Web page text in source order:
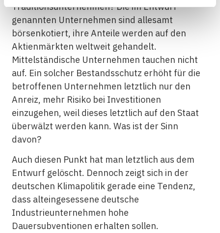
Traditionsunternehmen? Die im Entwurf
genannten Unternehmen sind allesamt
börsenkotiert, ihre Anteile werden auf den
Aktienmärkten weltweit gehandelt.
Mittelständische Unternehmen tauchen nicht
auf. Ein solcher Bestandsschutz erhöht für die
betroffenen Unternehmen letztlich nur den
Anreiz, mehr Risiko bei Investitionen
einzugehen, weil dieses letztlich auf den Staat
überwälzt werden kann. Was ist der Sinn
davon?
Auch diesen Punkt hat man letztlich aus dem
Entwurf gelöscht. Dennoch zeigt sich in der
deutschen Klimapolitik gerade eine Tendenz,
dass alteingesessene deutsche
Industrieunternehmen hohe
Dauersubventionen erhalten sollen.